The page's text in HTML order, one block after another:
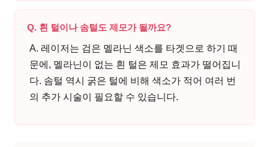
Q. 흰 털이나 솜털도 제모가 될까요?
A. 레이저는 검은 멜라닌 색소를 타겟으로 하기 때
문에, 멜라닌이 없는 흰 털은 제모 효과가 떨어집니
다. 솜털 역시 굵은 털에 비해 색소가 적어 여러 번
의 추가 시술이 필요할 수 있습니다.